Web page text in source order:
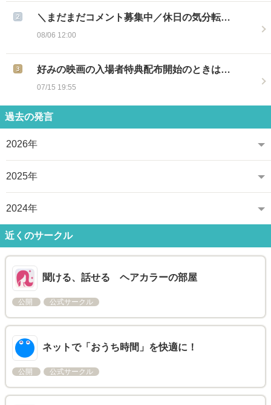
＼まだまだコメント募集中／休日の気分転…
08/06 12:00
好みの映画の入場者特典配布開始のときは…
07/15 19:55
過去の発言
2026年
2025年
2024年
近くのサークル
聞ける、話せる ヘアカラーの部屋
公開 公式サークル
ネットで「おうち時間」を快適に！
公開 公式サークル